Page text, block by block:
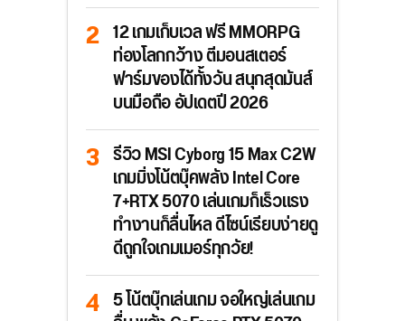
12 เกมเก็บเวล ฟรี MMORPG
ท่องโลกกว้าง ตีมอนสเตอร์
ฟาร์มของได้ทั้งวัน สนุกสุดมันส์
บนมือถือ อัปเดตปี 2026
รีวิว MSI Cyborg 15 Max C2W
เกมมิ่งโน้ตบุ๊คพลัง Intel Core
7+RTX 5070 เล่นเกมก็เร็วแรง
ทำงานก็ลื่นไหล ดีไซน์เรียบง่ายดู
ดีถูกใจเกมเมอร์ทุกวัย!
5 โน้ตบุ๊กเล่นเกม จอใหญ่เล่นเกม